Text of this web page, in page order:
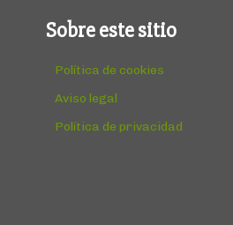
Sobre este sitio
Política de cookies
Aviso legal
Política de privacidad